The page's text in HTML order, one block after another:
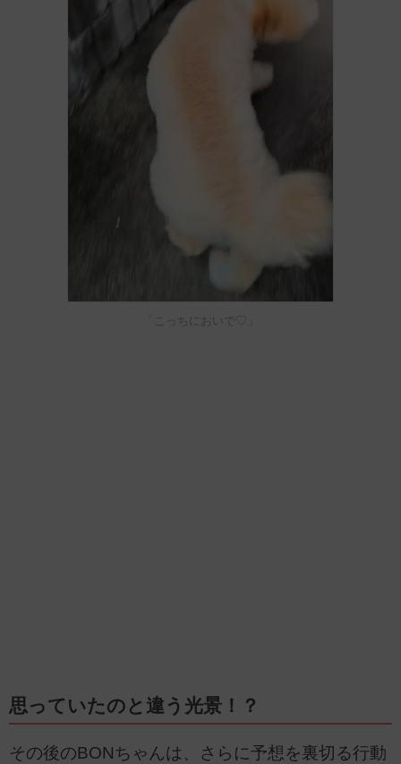
「こっちにおいで♡」
思っていたのと違う光景！？
その後のBONちゃんは、さらに予想を裏切る行動